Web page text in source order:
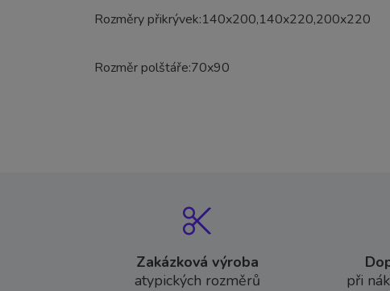
Rozměry přikrývek:140x200,140x220,200x220
Rozměr polštáře:70x90
Zakázková výroba
atypických rozměrů
při